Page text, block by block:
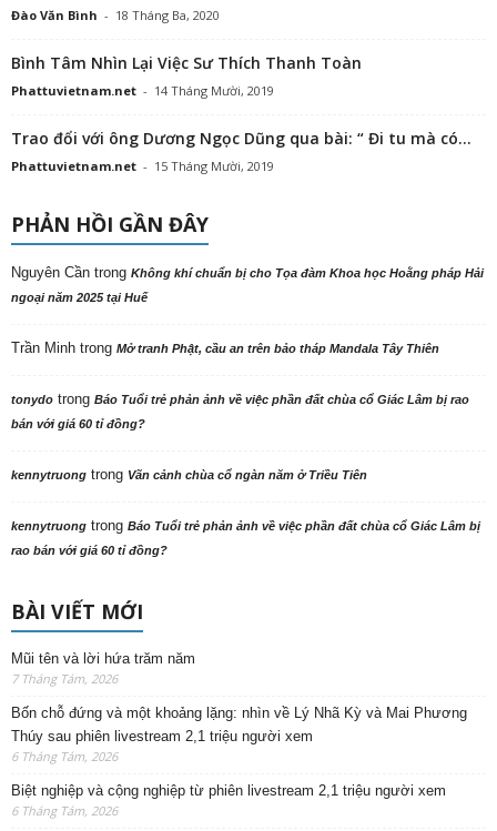
Đào Văn Bình - 18 Tháng Ba, 2020
Bình Tâm Nhìn Lại Việc Sư Thích Thanh Toàn
Phattuvietnam.net - 14 Tháng Mười, 2019
Trao đổi với ông Dương Ngọc Dũng qua bài: “ Đi tu mà có...
Phattuvietnam.net - 15 Tháng Mười, 2019
PHẢN HỒI GẦN ĐÂY
Nguyên Cần trong Không khí chuẩn bị cho Tọa đàm Khoa học Hoằng pháp Hải
ngoại năm 2025 tại Huế
Trần Minh trong Mở tranh Phật, cầu an trên bảo tháp Mandala Tây Thiên
tonydo trong Báo Tuổi trẻ phản ảnh về việc phần đất chùa cổ Giác Lâm bị rao
bán với giá 60 tỉ đồng?
kennytruong trong Vãn cảnh chùa cổ ngàn năm ở Triều Tiên
kennytruong trong Báo Tuổi trẻ phản ảnh về việc phần đất chùa cổ Giác Lâm bị
rao bán với giá 60 tỉ đồng?
BÀI VIẾT MỚI
Mũi tên và lời hứa trăm năm
7 Tháng Tám, 2026
Bốn chỗ đứng và một khoảng lặng: nhìn về Lý Nhã Kỳ và Mai Phương
Thúy sau phiên livestream 2,1 triệu người xem
6 Tháng Tám, 2026
Biệt nghiệp và cộng nghiệp từ phiên livestream 2,1 triệu người xem
6 Tháng Tám, 2026